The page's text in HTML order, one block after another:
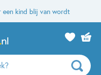
een kind blij van wordt